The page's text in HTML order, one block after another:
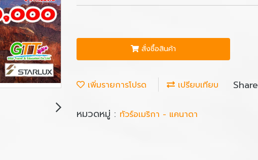
สั่งซื้อสินค้า
เพิ่มรายการโปรด เปรียบเทียบ Share
หมวดหมู่ : ทัวร์อเมริกา - แคนาดา